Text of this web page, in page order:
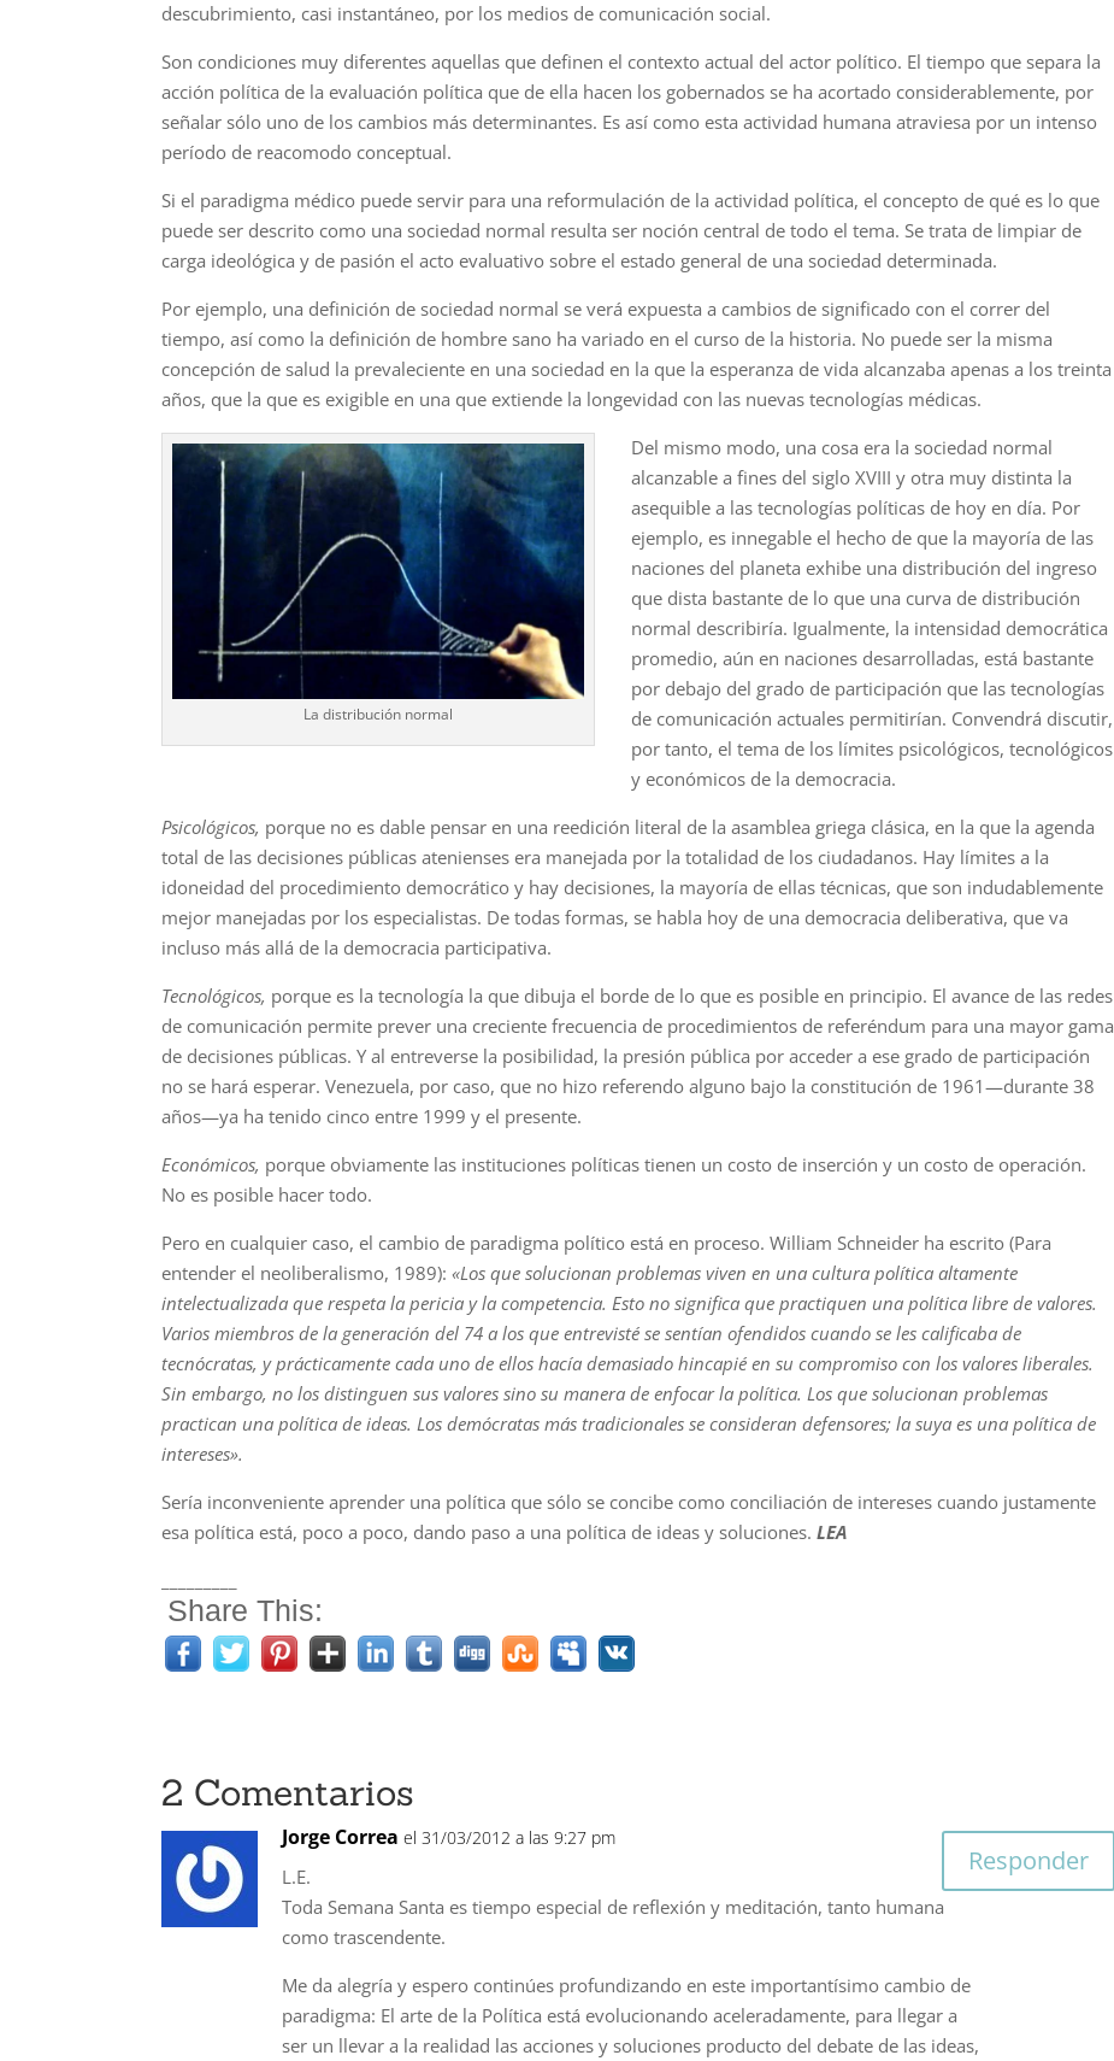
descubri­miento, casi instantáneo, por los medios de comunicación social.
Son condiciones muy diferentes aquellas que definen el contexto actual del actor polí­tico. El tiempo que separa la
acción política de la evaluación política que de ella hacen los go­bernados se ha acortado considerablemente, por
señalar sólo uno de los cambios más determi­nantes. Es así como esta ac­tividad humana atraviesa por un intenso
período de reacomodo con­ceptual.
Si el paradigma médico puede servir para una reformulación de la ac­tividad política, el concepto de qué es lo que
puede ser descrito como una sociedad normal resulta ser noción central de todo el tema. Se trata de limpiar de
carga ideológica y de pasión el acto evaluativo sobre el estado general de una sociedad determinada.
Por ejemplo, una definición de sociedad normal se verá expuesta a cambios de signifi­cado con el correr del
tiempo, así como la definición de hombre sano ha variado en el curso de la historia. No puede ser la misma
concepción de salud la prevaleciente en una sociedad en la que la esperanza de vida alcanzaba apenas a los treinta
años, que la que es exigible en una que ex­tiende la longevidad con las nuevas tecnologías médicas.
La distribución normal
Del mismo modo, una cosa era la sociedad normal
alcanzable a fines del siglo XVIII y otra muy distinta la
asequible a las tecnologías políticas de hoy en día. Por
ejemplo, es inne­gable el hecho de que la mayoría de las
naciones del planeta exhibe una distribución del in­greso
que dista bastante de lo que una curva de distribución
normal describiría. Igualmente, la in­tensidad democrática
promedio, aún en naciones desarrolladas, está bastante
por debajo del grado de participación que las tecnologías
de comunicación actuales permitirían. Convendrá discutir,
por tanto, el tema de los límites psicológi­cos, tecnológicos
y económicos de la democracia.
Psicológicos, porque no es dable pensar en una reedición literal de la asamblea griega clásica, en la que la agenda
total de las decisiones públicas atenienses era manejada por la totalidad de los ciudadanos. Hay límites a la
idoneidad del procedimiento democrático y hay decisiones, la mayoría de ellas técnicas, que son indudablemente
mejor manejadas por los especia­listas. De todas formas, se habla hoy de una democracia deliberativa, que va
incluso más allá de la democracia participativa.
Tecnológicos, porque es la tecnología la que dibuja el borde de lo que es posible en prin­cipio. El avance de las redes
de comunicación permite pre­ver una creciente frecuencia de proce­dimientos de referéndum para una mayor gama
de decisiones públicas. Y al entreverse la posi­bilidad, la presión pública por acceder a ese grado de participación
no se hará esperar. Venezuela, por caso, que no hizo referendo alguno bajo la constitución de 1961—durante 38
años—ya ha tenido cinco entre 1999 y el presente.
Económicos, porque obviamente las instituciones políticas tienen un costo de inserción y un costo de operación.
No es posible hacer todo.
Pero en cualquier caso, el cambio de paradigma político está en pro­ceso. William Schneider ha escrito (Para
entender el neoliberalismo, 1989):«Los que solucionan problemas viven en una cul­tura política altamente
intelectualizada que respeta la pericia y la competencia. Esto no significa que practiquen una política libre de valores.
Varios miembros de la generación del 74 a los que entrevisté se sentían ofendidos cuando se les califi­caba de
tecnócratas, y prácticamente cada uno de ellos hacía demasiado hincapié en su compromiso con los valores liberales.
Sin embargo, no los distinguen sus valo­res sino su manera de enfocar la polí­tica. Los que solucionan problemas
practican una política de ideas. Los demócratas más tradicionales se consideran defensores; la suya es una política de
intereses».
Sería inconveniente aprender una política que sólo se concibe como conciliación de intereses cuando justamente
esa política está, poco a poco, dando paso a una política de ideas y soluciones.LEA
Share This:
2 Comentarios
Jorge Correa el 31/03/2012 a las 9:27 pm
L.E.
Toda Semana Santa es tiempo especial de reflexión y meditación, tanto humana
como trascendente.
Me da alegría y espero continúes profundizando en este importantísimo cambio de
paradigma: El arte de la Política está evolucionando aceleradamente, para llegar a
ser un llevar a la realidad las acciones y soluciones producto del debate de las ideas,
Responder